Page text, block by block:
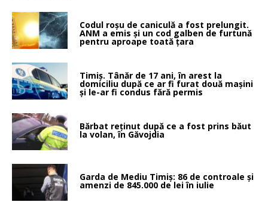
Codul roșu de caniculă a fost prelungit.
ANM a emis și un cod galben de furtună
pentru aproape toată țara
Timiș. Tânăr de 17 ani, în arest la
domiciliu după ce ar fi furat două mașini
și le-ar fi condus fără permis
Bărbat reținut după ce a fost prins băut
la volan, în Găvojdia
Garda de Mediu Timiș: 86 de controale și
amenzi de 845.000 de lei în iulie